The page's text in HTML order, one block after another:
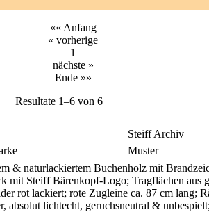
«« Anfang
« vorherige
1
nächste »
Ende »»
Resultate 1–6 von 6
Steiff Archiv
Muster
& naturlackiertem Buchenholz mit
mit Steiff Bärenkopf-Logo; Tragflächen aus
rot lackiert; rote Zugleine ca. 87 cm lang;
absolut lichtecht, geruchsneutral &